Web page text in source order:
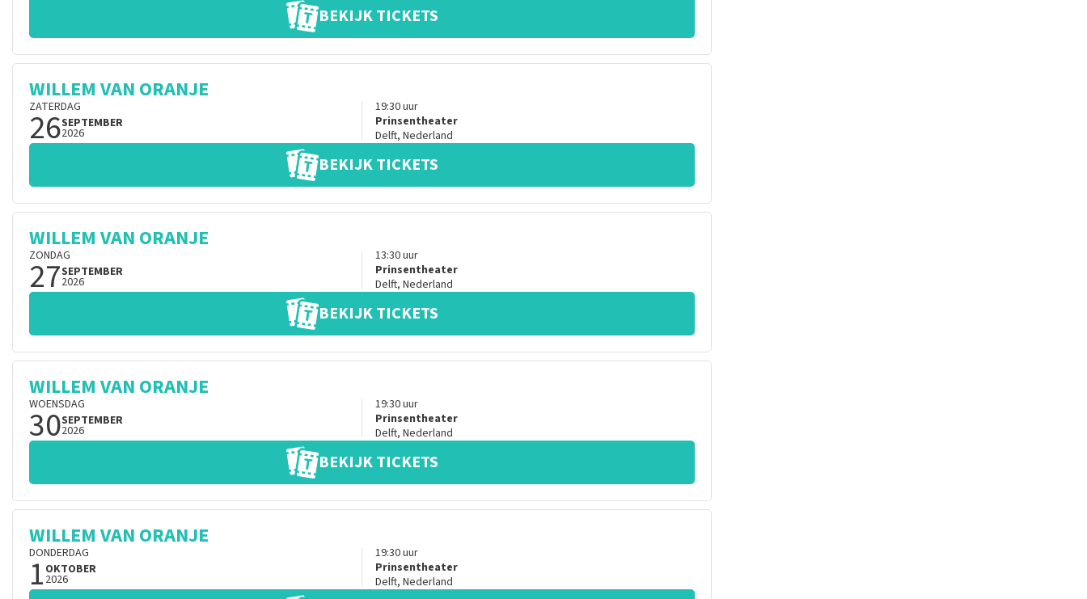
BEKIJK TICKETS
WILLEM VAN ORANJE
ZATERDAG
26SEPTEMBER
2026
19:30uur
Prinsentheater
Delft, Nederland
BEKIJK TICKETS
WILLEM VAN ORANJE
ZONDAG
27SEPTEMBER
2026
13:30uur
Prinsentheater
Delft, Nederland
BEKIJK TICKETS
WILLEM VAN ORANJE
WOENSDAG
30SEPTEMBER
2026
19:30uur
Prinsentheater
Delft, Nederland
BEKIJK TICKETS
WILLEM VAN ORANJE
DONDERDAG
1 OKTOBER
2026
19:30uur
Prinsentheater
Delft, Nederland